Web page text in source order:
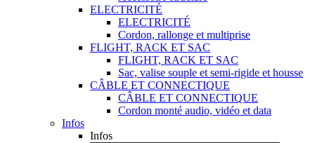
ELECTRICITÉ
ELECTRICITÉ
Cordon, rallonge et multiprise
FLIGHT, RACK ET SAC
FLIGHT, RACK ET SAC
Sac, valise souple et semi-rigide et housse
CÂBLE ET CONNECTIQUE
CÂBLE ET CONNECTIQUE
Cordon monté audio, vidéo et data
Infos
Infos